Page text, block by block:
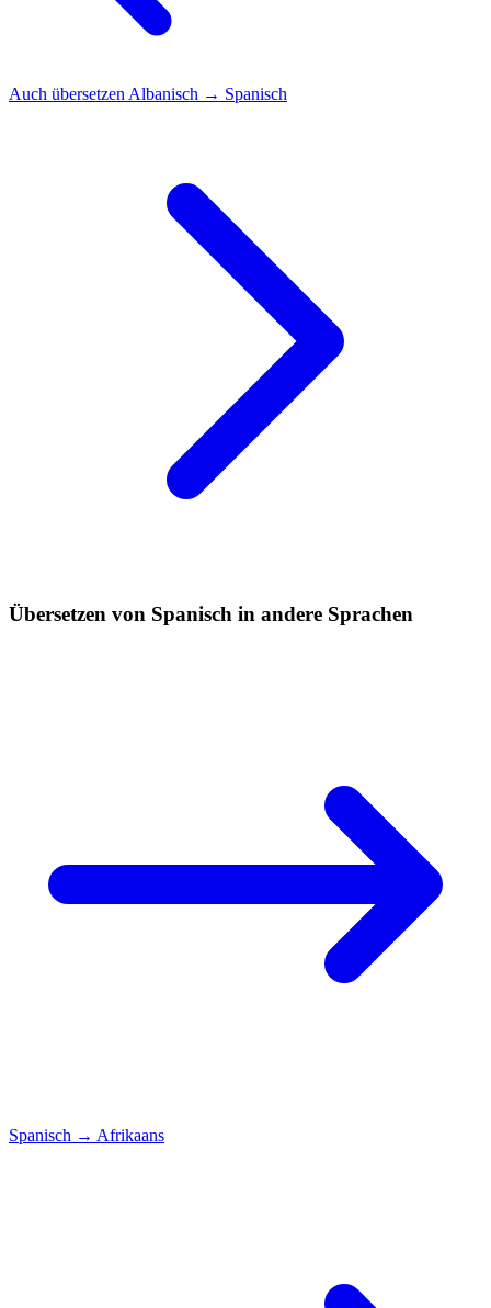
Auch übersetzen Albanisch → Spanisch
Übersetzen von Spanisch in andere Sprachen
Spanisch → Afrikaans